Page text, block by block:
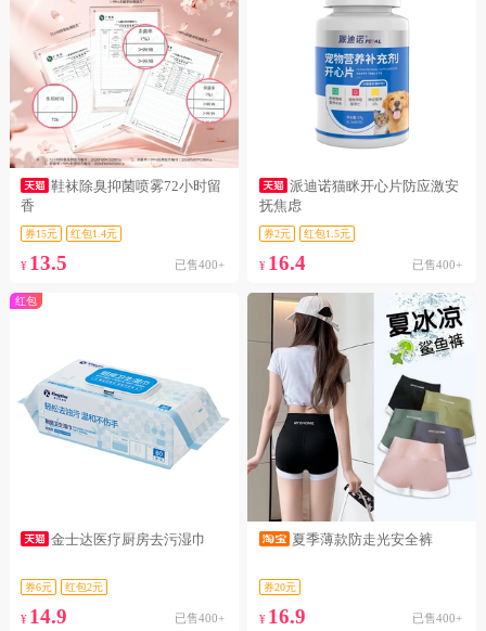
鞋袜除臭抑菌喷雾72小时留
香
券15元 红包1.4元
¥ 13.5 已售400+
派迪诺猫眯开心片防应激安
抚焦虑
券2元 红包1.5元
¥ 16.4 已售400+
红包
金士达医疗厨房去污湿巾
券6元 红包2元
¥ 14.9 已售400+
夏季薄款防走光安全裤
券20元
¥ 16.9 已售400+